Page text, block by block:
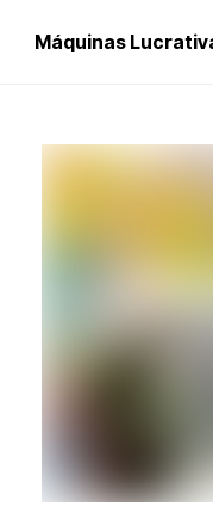
Máquinas